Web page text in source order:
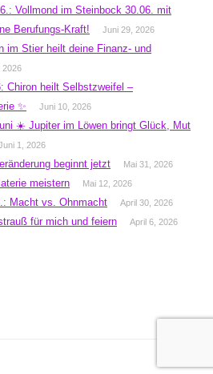
Vollmond im Steinbock 30.06. mit
Berufungs-Kraft!
Juni 29, 2026
im Stier heilt deine Finanz- und
2026
Chiron heilt Selbstzweifel –
✨
Juni 10, 2026
☀️ Jupiter im Löwen bringt Glück, Mut
1, 2026
beginnt jetzt Mai 31, 2026
meistern Mai 12, 2026
Macht vs. Ohnmacht April 30, 2026
für mich und feiern April 6, 2026